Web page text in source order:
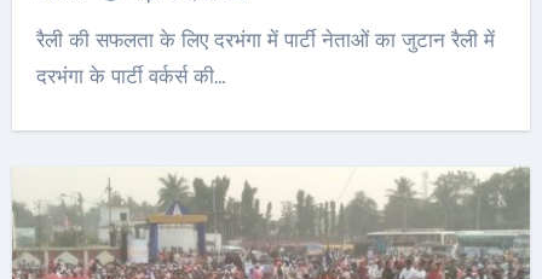
रैली की सफलता के लिए दरभंगा में पार्टी नेताओं का जुटान रैली में
दरभंगा के पार्टी वर्कर्स की…